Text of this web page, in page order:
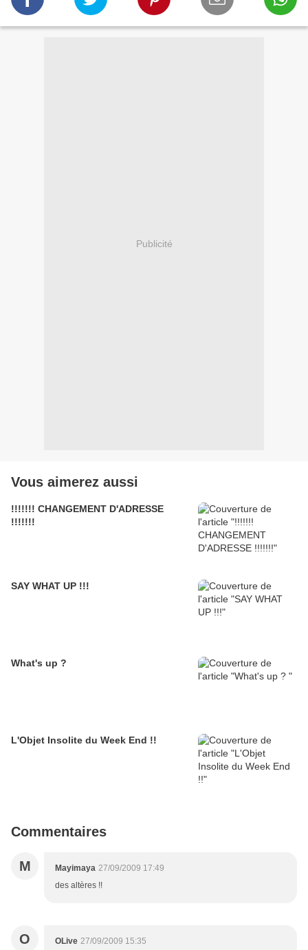
Publicité
Vous aimerez aussi
!!!!!!! CHANGEMENT D'ADRESSE
!!!!!!!
SAY WHAT UP !!!
What's up ?
L'Objet Insolite du Week End !!
Commentaires
M Mayimaya 27/09/2009 17:49
des altères !!
O OLive 27/09/2009 15:35